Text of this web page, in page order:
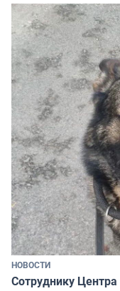
НОВОСТИ
Сотруднику